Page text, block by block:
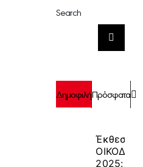
Search
Αναζήτηση
ΔημοφιλήΠρόσφατα
Έκθεση
2025: 9-